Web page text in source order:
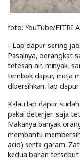
foto: YouTube/FITRI
- Lap dapur sering
Pasalnya, perangkat
tetesan air, minyak,
tembok dapur, meja
dibersihkan, lap
Kalau lap dapur
pakai deterjen saja
Makanya banyak
membantu
acid) serta garam.
kedua bahan